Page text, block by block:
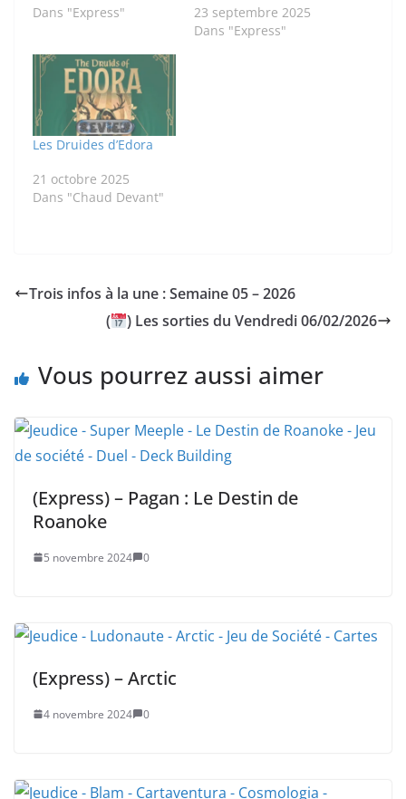
Dans "Express"
23 septembre 2025
Dans "Express"
Les Druides d’Edora
21 octobre 2025
Dans "Chaud Devant"
Trois infos à la une : Semaine 05 – 2026
(
) Les sorties du Vendredi 06/02/2026
Vous pourrez aussi aimer
(Express) – Pagan : Le Destin de
Roanoke
5 novembre 2024 0
(Express) – Arctic
4 novembre 2024 0